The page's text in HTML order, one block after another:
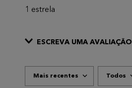
1 estrela
ESCREVA UMA AVALIAÇÃO
Mais recentes Todos